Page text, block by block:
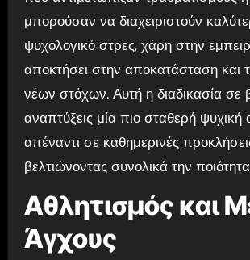
μπορούσαν να διαχειριστούν
ψυχολογικό στρες, χάρη στην
αποκτήσει στην αποκατάσταση και
νέων στόχων. Αυτή η διαδικασία σε
αναπτύξεις μία πιο σταθερή ψυχική
απέναντι σε καθημερινές
βελτιώνοντας συνολικά την
Αθλητισμός και
Άγχους